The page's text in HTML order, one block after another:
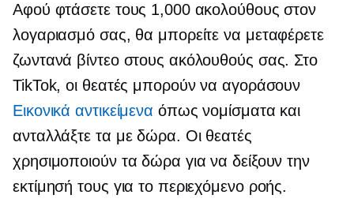
Αφού φτάσετε τους 1,000 ακολούθους στον
λογαριασμό σας, θα μπορείτε να μεταφέρετε
ζωντανά βίντεο στους ακόλουθούς σας. Στο
TikTok, οι θεατές μπορούν να αγοράσουν
Εικονικά αντικείμενα όπως νομίσματα και
ανταλλάξτε τα με δώρα. Οι θεατές
χρησιμοποιούν τα δώρα για να δείξουν την
εκτίμησή τους για το περιεχόμενο ροής.